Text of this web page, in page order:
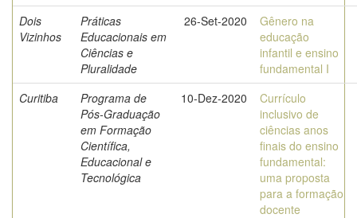
Dois
Vizinhos
Práticas
Educacionais em
Ciências e
Pluralidade
26-Set-2020
Gênero na
educação
infantil e ensino
fundamental I
Curitiba
Programa de
Pós-Graduação
em Formação
Científica,
Educacional e
Tecnológica
10-Dez-2020
Currículo
inclusivo de
ciências anos
finais do ensino
fundamental:
uma proposta
para a formação
docente